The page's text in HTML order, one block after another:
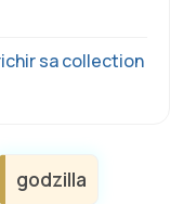
sa collection
godzilla